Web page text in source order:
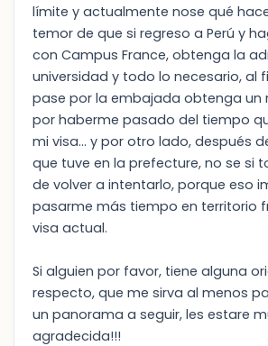
límite y actualmente nose qué
temor de que si regreso a Perú y
con Campus France, obtenga la
universidad y todo lo necesario, al
pase por la embajada obtenga un
por haberme pasado del tiempo
mi visa... y por otro lado, después
que tuve en la prefecture, no se si
de volver a intentarlo, porque eso
pasarme más tiempo en territorio
visa actual.
Si alguien por favor, tiene alguna
respecto, que me sirva al menos
un panorama a seguir, les estare
agradecida!!!